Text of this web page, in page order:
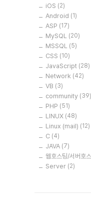
iOS (2)
Android (1)
ASP (17)
MySQL (20)
MSSQL (5)
CSS (10)
JavaScript (28)
Network (42)
VB (3)
community (39)
PHP (51)
LINUX (48)
Linux (mail) (12)
C (4)
JAVA (7)
웹호스팅/서버호
Server (2)